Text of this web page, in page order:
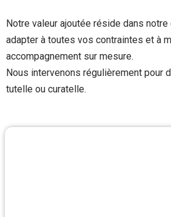
Notre valeur ajoutée réside dans notre
adapter à toutes vos contraintes et à
accompagnement sur mesure.
Nous intervenons régulièrement pour
tutelle ou curatelle.